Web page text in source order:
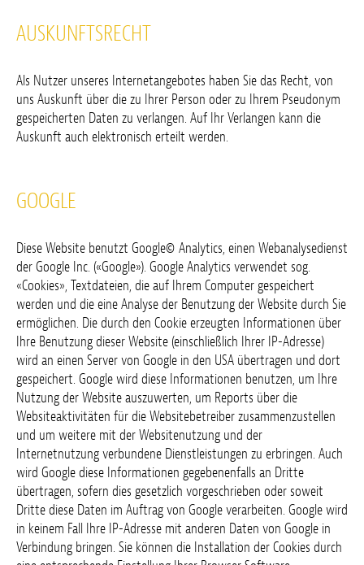
AUSKUNFTSRECHT
Als Nutzer unseres Internetangebotes haben Sie das Recht, von
uns Auskunft über die zu Ihrer Person oder zu Ihrem Pseudonym
gespeicherten Daten zu verlangen. Auf Ihr Verlangen kann die
Auskunft auch elektronisch erteilt werden.
GOOGLE
Diese Website benutzt Google© Analytics, einen Webanalysedienst
der Google Inc. («Google»). Google Analytics verwendet sog.
«Cookies», Textdateien, die auf Ihrem Computer gespeichert
werden und die eine Analyse der Benutzung der Website durch Sie
ermöglichen. Die durch den Cookie erzeugten Informationen über
Ihre Benutzung dieser Website (einschließlich Ihrer IP-Adresse)
wird an einen Server von Google in den USA übertragen und dort
gespeichert. Google wird diese Informationen benutzen, um Ihre
Nutzung der Website auszuwerten, um Reports über die
Websiteaktivitäten für die Websitebetreiber zusammenzustellen
und um weitere mit der Websitenutzung und der
Internetnutzung verbundene Dienstleistungen zu erbringen. Auch
wird Google diese Informationen gegebenenfalls an Dritte
übertragen, sofern dies gesetzlich vorgeschrieben oder soweit
Dritte diese Daten im Auftrag von Google verarbeiten. Google wird
in keinem Fall Ihre IP-Adresse mit anderen Daten von Google in
Verbindung bringen. Sie können die Installation der Cookies durch